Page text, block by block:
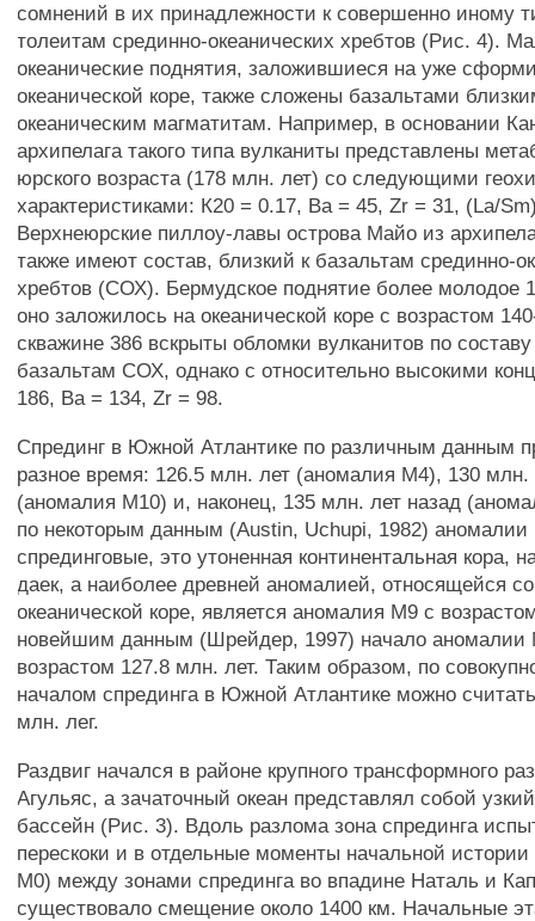
сомнений в их принадлежности к совершенно иному
толеитам срединно-океанических хребтов (Рис. 4).
океанические поднятия, заложившиеся на уже
океанической коре, также сложены базальтами
океаническим магматитам. Например, в основании
архипелага такого типа вулканиты представлены
юрского возраста (178 млн. лет) со следующими
характеристиками: К20 = 0.17, Ва = 45, Zr = 31, (La/
Верхнеюрские пиллоу-лавы острова Майо из
также имеют состав, близкий к базальтам срединно-
хребтов (СОХ). Бермудское поднятие более молодое
оно заложилось на океанической коре с возрастом
скважине 386 вскрыты обломки вулканитов по
базальтам СОХ, однако с относительно высокими
186, Ва = 134, Zr = 98.
Спрединг в Южной Атлантике по различным данным
разное время: 126.5 млн. лет (аномалия М4), 130 млн.
(аномалия М10) и, наконец, 135 млн. лет назад
по некоторым данным (Austin, Uchupi, 1982)
спрединговые, это утоненная континентальная кора,
даек, а наиболее древней аномалией, относящейся
океанической коре, является аномалия М9 с
новейшим данным (Шрейдер, 1997) начало аномалии
возрастом 127.8 млн. лет. Таким образом, по
началом спрединга в Южной Атлантике можно
млн. лег.
Раздвиг начался в районе крупного трансформного
Агульяс, а зачаточный океан представлял собой
бассейн (Рис. 3). Вдоль разлома зона спрединга
перескоки и в отдельные моменты начальной
М0) между зонами спрединга во впадине Наталь и
существовало смещение около 1400 км. Начальные